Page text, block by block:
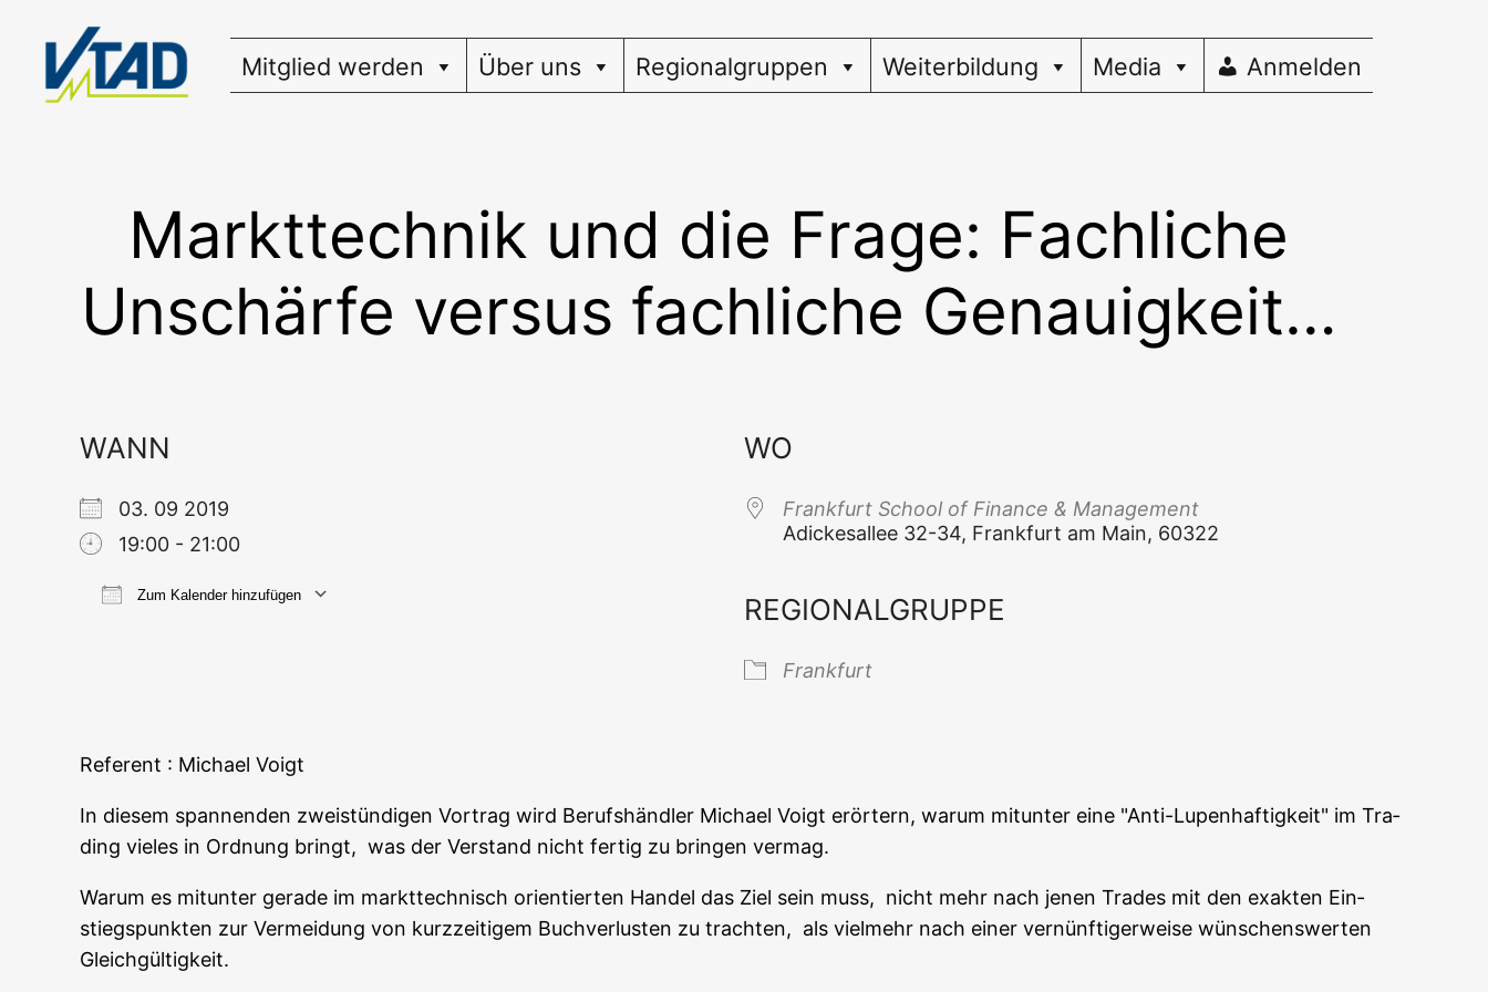
springen
Mitglied werden Über uns Regionalgruppen Weiterbildung Media Anmelden
Markttechnik und die Frage: Fachliche
Unschärfe versus fachliche Genauigkeit…
WANN
03. 09 2019
19:00 - 21:00
Zum Kalender hinzufügen
WO
Frank­furt School of Finan­ce & Management
Adi­ckes­al­lee 32-34, Frank­furt am Main, 60322
REGIONALGRUPPE
Frank­furt
Refe­rent : Micha­el Voigt
In die­sem span­nen­den zwei­stün­di­gen Vor­trag wird Berufs­händ­ler Micha­el Voigt erör­tern, war­um mit­un­ter eine "Anti-Lupen­haf­tig­keit" im Tra­
ding vie­les in Ord­nung bringt, was der Ver­stand nicht fer­tig zu brin­gen vermag.
War­um es mit­un­ter gera­de im markt­tech­nisch ori­en­tier­ten Han­del das Ziel sein muss, nicht mehr nach jenen Trades mit den exak­ten Ein­
stiegs­punk­ten zur Ver­mei­dung von kurz­zei­ti­gem Buch­ver­lus­ten zu trach­ten, als viel­mehr nach einer ver­nünf­ti­ger­wei­se wün­schens­wer­ten
Gleichgültigkeit.